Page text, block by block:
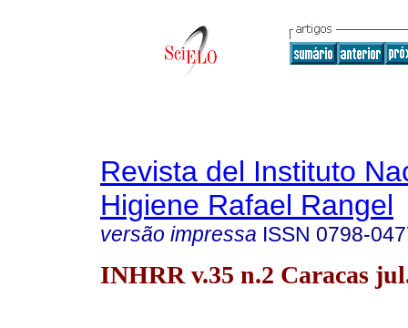
Revista del Instituto
Higiene Rafael Rangel
versão impressa ISSN 0798-
INHRR v.35 n.2 Caracas